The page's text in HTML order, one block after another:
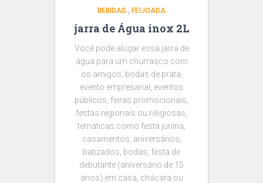
BEBIDAS FEIJOADA
jarra de Água inox 2L
Você pode alugar essa jarra de
água para um churrasco com
os amigos, bodas de prata,
evento empresarial, eventos
públicos, feiras promocionais,
festas regionais ou religiosas,
temáticas como festa junina,
casamentos, aniversários,
batizados, bodas, festa de
debutante (aniversário de 15
anos) em casa, chácara ou